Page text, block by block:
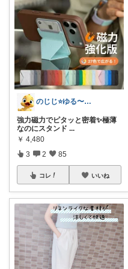
のじじ⭐️ゆる〜くのんびり便利✨🌈生活
強力磁力でピタッと密着✨極薄
なのにスタンド ...
￥ 4,480
3 2 85
コレ いいね